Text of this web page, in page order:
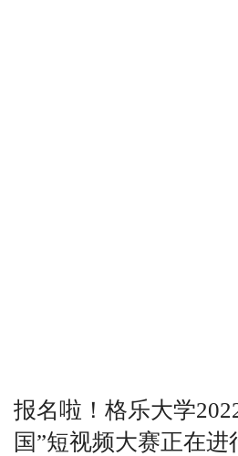
报名啦！格乐大学
国”短视频大赛正在进